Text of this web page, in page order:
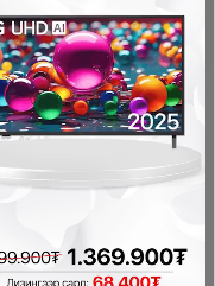
- 1,115,280₮